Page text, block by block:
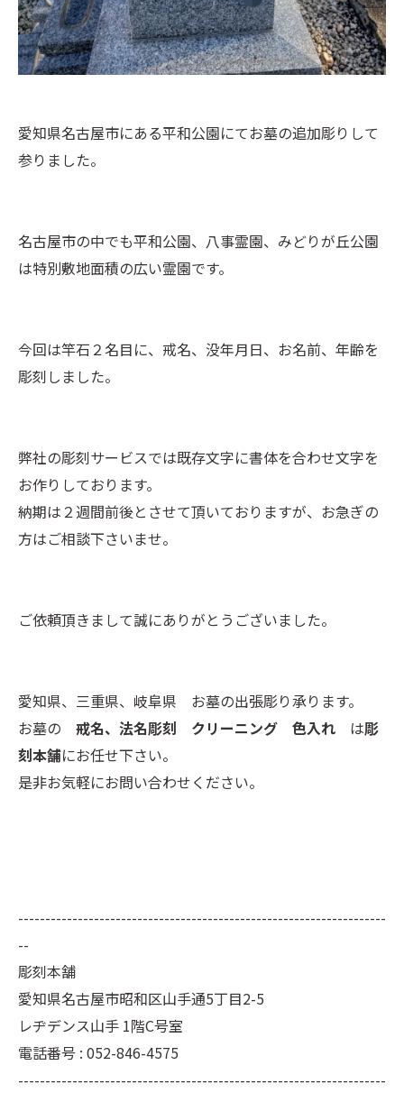
愛知県名古屋市にある平和公園にてお墓の追加彫りして
参りました。
名古屋市の中でも平和公園、八事霊園、みどりが丘公園
は特別敷地面積の広い霊園です。
今回は竿石２名目に、戒名、没年月日、お名前、年齢を
彫刻しました。
弊社の彫刻サービスでは既存文字に書体を合わせ文字を
お作りしております。
納期は２週間前後とさせて頂いておりますが、お急ぎの
方はご相談下さいませ。
ご依頼頂きまして誠にありがとうございました。
愛知県、三重県、岐阜県 お墓の出張彫り承ります。
お墓の 戒名、法名彫刻 クリーニング 色入れ は彫
刻本舗にお任せ下さい。
是非お気軽にお問い合わせください。
--------------------------------------------------------------------
--
彫刻本舗
愛知県名古屋市昭和区山手通5丁目2-5
レヂデンス山手 1階C号室
電話番号 : 052-846-4575
--------------------------------------------------------------------